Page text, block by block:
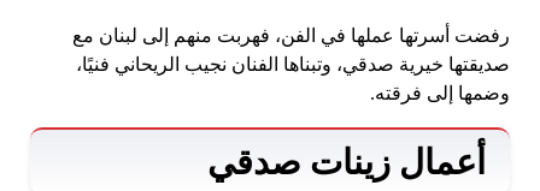
رفضت أسرتها عملها في الفن، فهربت منهم إلى لبنان مع
صديقتها خيرية صدقي، وتبناها الفنان نجيب الريحاني فنيًا،
وضمها إلى فرقته.
أعمال زينات صدقي